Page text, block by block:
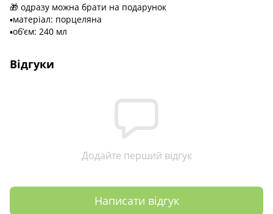
🎁 одразу можна брати на подарунок
▪️матеріал: порцеляна
▪️обʼєм: 240 мл
Відгуки
Додайте перший відгук
Написати відгук